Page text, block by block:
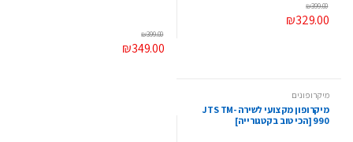
₪329.00
₪399.00
₪349.00
₪399.00
מיקרופונים
מיקרופון מקצועי לשירה JTS TM-
990 [הכי טוב בקטגורייה]